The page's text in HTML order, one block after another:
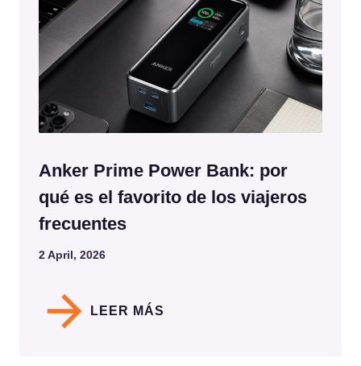
Anker Prime Power Bank: por
qué es el favorito de los viajeros
frecuentes
2 April, 2026
LEER MÁS